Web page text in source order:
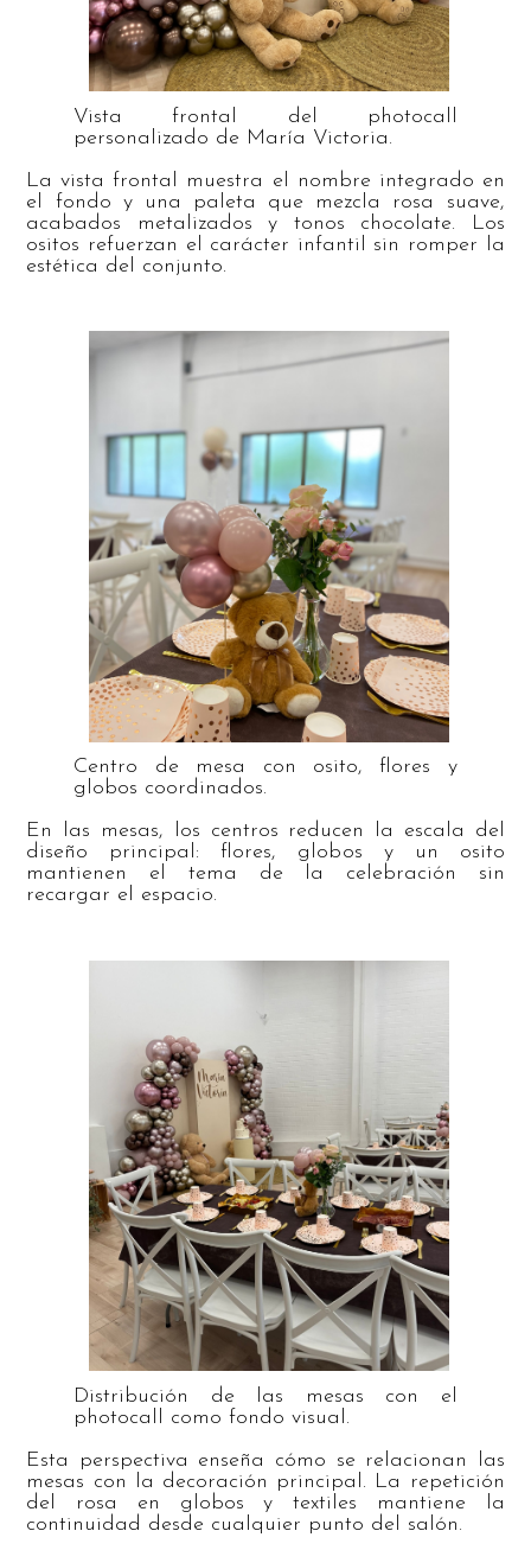
Vista frontal del photocall
personalizado de María Victoria.
La vista frontal muestra el nombre integrado en
el fondo y una paleta que mezcla rosa suave,
acabados metalizados y tonos chocolate. Los
ositos refuerzan el carácter infantil sin romper la
estética del conjunto.
Centro de mesa con osito, flores y
globos coordinados.
En las mesas, los centros reducen la escala del
diseño principal: flores, globos y un osito
mantienen el tema de la celebración sin
recargar el espacio.
Distribución de las mesas con el
photocall como fondo visual.
Esta perspectiva enseña cómo se relacionan las
mesas con la decoración principal. La repetición
del rosa en globos y textiles mantiene la
continuidad desde cualquier punto del salón.